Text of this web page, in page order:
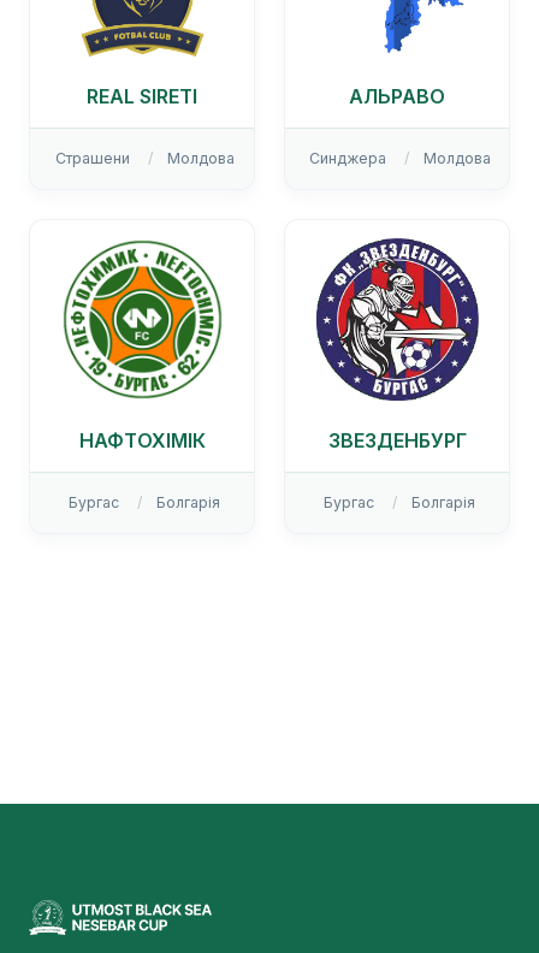
REAL SIRETI
Страшени Молдова
АЛЬРАВО
Синджера Молдова
НАФТОХІМІК
Бургас Болгарія
ЗВЕЗДЕНБУРГ
Бургас Болгарія